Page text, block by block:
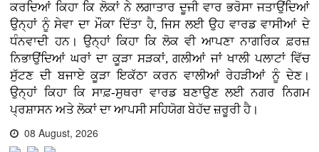
ਕਰਦਿਆਂ ਕਿਹਾ ਕਿ ਲੋਕਾਂ ਨੇ ਲਗਾਤਾਰ ਦੂਜੀ ਵਾਰ ਭਰੋਸਾ ਜਤਾਉਂਦਿਆਂ
ਉਨ੍ਹਾਂ ਨੂੰ ਸੇਵਾ ਦਾ ਮੌਕਾ ਦਿੱਤਾ ਹੈ, ਜਿਸ ਲਈ ਉਹ ਵਾਰਡ ਵਾਸੀਆਂ ਦੇ
ਧੰਨਵਾਦੀ ਹਨ। ਉਨ੍ਹਾਂ ਕਿਹਾ ਕਿ ਲੋਕ ਵੀ ਆਪਣਾ ਨਾਗਰਿਕ ਫ਼ਰਜ਼
ਨਿਭਾਉਂਦਿਆਂ ਘਰਾਂ ਦਾ ਕੂੜਾ ਸੜਕਾਂ, ਗਲੀਆਂ ਜਾਂ ਖਾਲੀ ਪਲਾਟਾਂ ਵਿੱਚ
ਸੁੱਟਣ ਦੀ ਬਜਾਏ ਕੂੜਾ ਇਕੱਠਾ ਕਰਨ ਵਾਲੀਆਂ ਰੇਹੜੀਆਂ ਨੂੰ ਦੇਣ।
ਉਨ੍ਹਾਂ ਕਿਹਾ ਕਿ ਸਾਫ਼-ਸੁਥਰਾ ਵਾਰਡ ਬਣਾਉਣ ਲਈ ਨਗਰ ਨਿਗਮ
ਪ੍ਰਸ਼ਾਸਨ ਅਤੇ ਲੋਕਾਂ ਦਾ ਆਪਸੀ ਸਹਿਯੋਗ ਬੇਹੱਦ ਜ਼ਰੂਰੀ ਹੈ।
08 August, 2026